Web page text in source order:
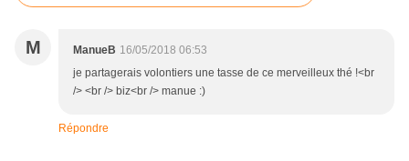
M ManueB 16/05/2018 06:53
je partagerais volontiers une tasse de ce merveilleux thé !<br
/> <br /> biz<br /> manue :)
Répondre